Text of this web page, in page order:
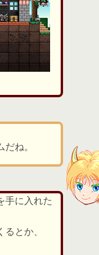
ね。
手に入れた
とか、